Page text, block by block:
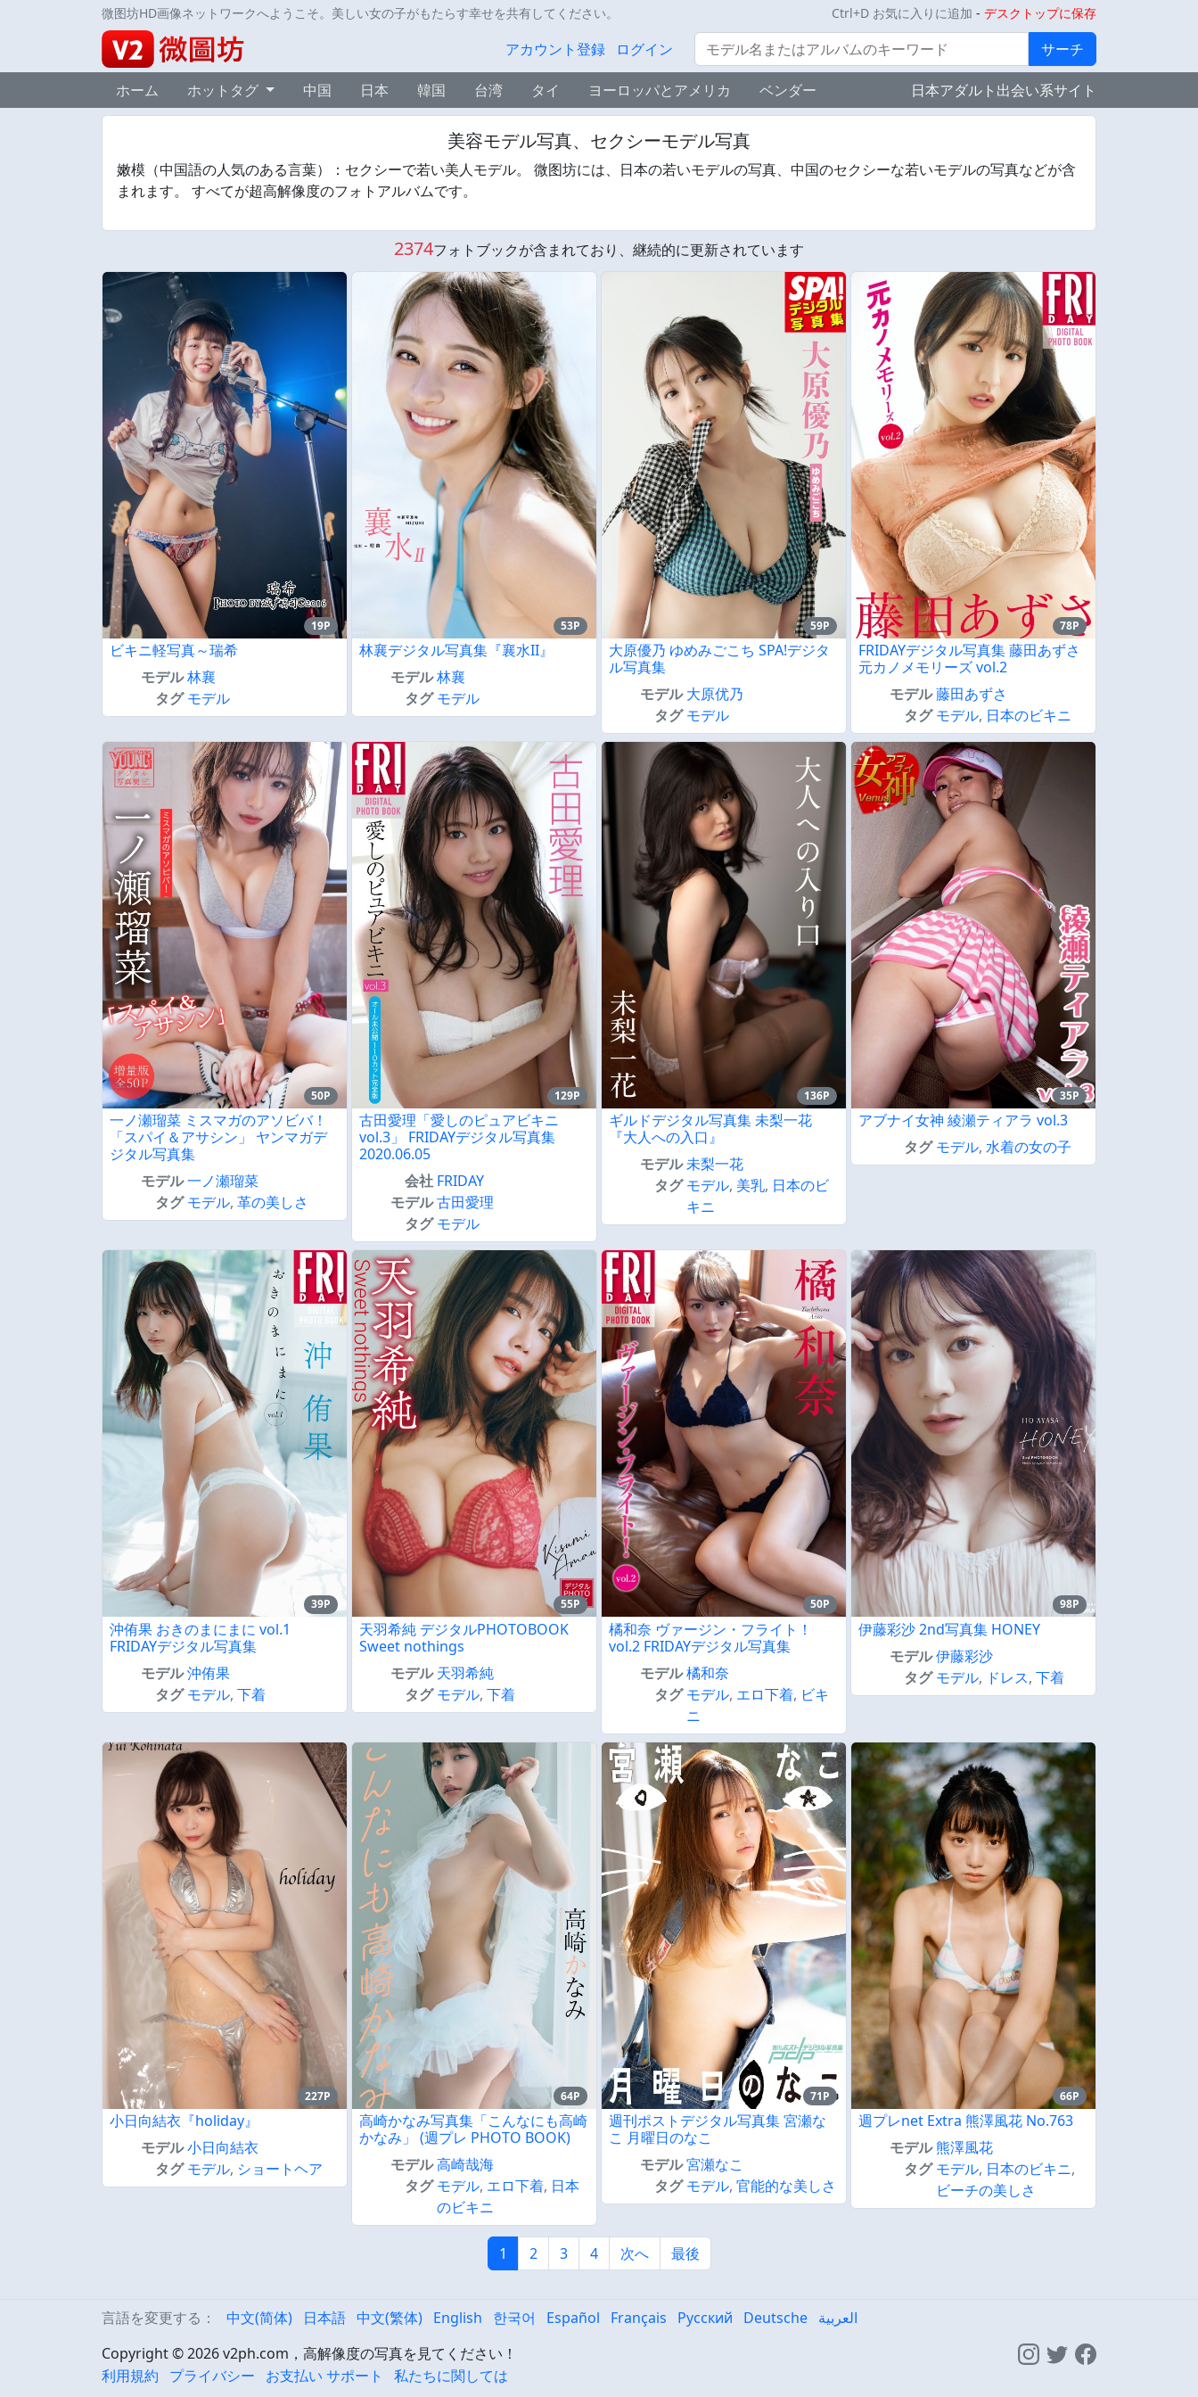
微图坊HD画像ネットワークへようこそ。美しい女の子がもたらす幸せを共有してください。 Ctrl+D お気に入りに追加 - デスクトップに保存
アカウント登録 ログイン サーチ サーチ
ホーム ホットタグ 中国 日本 韓国 台湾 タイ ヨーロッパとアメリカ ベンダー 日本アダルト出会い系サイト
美容モデル写真、セクシーモデル写真
嫩模（中国語の人気のある言葉）：セクシーで若い美人モデル。 微图坊には、日本の若いモデルの写真、中国のセクシーな若いモデルの写真などが含
まれます。 すべてが超高解像度のフォトアルバムです。
2374フォトブックが含まれており、継続的に更新されています
19P
ビキニ軽写真～瑞希
モデル林襄
タグ モデル
53P
林襄デジタル写真集『襄水II』
モデル林襄
タグ モデル
59P
大原優乃 ゆめみごこち SPA!デジタ
ル写真集
モデル 大原优乃
タグ モデル
78P
FRIDAYデジタル写真集 藤田あずさ
元カノメモリーズ vol.2
モデル藤田あずさ
タグ モデル, 日本のビキニ
50P
一ノ瀬瑠菜 ミスマガのアソビバ！
「スパイ＆アサシン」 ヤンマガデ
ジタル写真集
モデル一ノ瀬瑠菜
タグ モデル,革の美しさ
129P
古田愛理「愛しのピュアビキニ
vol.3」 FRIDAYデジタル写真集
2020.06.05
会社 FRIDAY
モデル古田愛理
タグ モデル
136P
ギルドデジタル写真集 未梨一花
『大人への入口』
モデル未梨一花
タグ モデル, 美乳, 日本のビ
キニ
35P
アブナイ女神 綾瀬ティアラ vol.3
タグ モデル,水着の女の子
39P
沖侑果 おきのまにまに vol.1
FRIDAYデジタル写真集
モデル沖侑果
タグ モデル,下着
55P
天羽希純 デジタルPHOTOBOOK
Sweet nothings
モデル 天羽希純
タグ モデル,下着
50P
橘和奈 ヴァージン・フライト！
vol.2 FRIDAYデジタル写真集
モデル橘和奈
タグ モデル, エロ下着, ビキ
ニ
98P
伊藤彩沙 2nd写真集 HONEY
モデル伊藤彩沙
タグ モデル, ドレス,下着
227P
小日向結衣『holiday』
モデル小日向結衣
タグ モデル, ショートヘア
64P
高崎かなみ写真集「こんなにも高崎
かなみ」 (週プレ PHOTO BOOK)
モデル高崎哉海
タグ モデル, エロ下着, 日本
のビキニ
71P
週刊ポストデジタル写真集 宮瀬な
こ 月曜日のなこ
モデル宮瀬なこ
タグ モデル,官能的な美しさ
66P
週プレnet Extra 熊澤風花 No.763
モデル熊澤風花
タグ モデル, 日本のビキニ,
ビーチの美しさ
1 2 3 4 次へ 最後
言語を変更する： 中文(简体) 日本語 中文(繁体) English 한국어 Español Français Русский Deutsche العربية
Copyright © 2026 v2ph.com，高解像度の写真を見てください！
利用規約
プライバシー お支払い サポート 私たちに関しては